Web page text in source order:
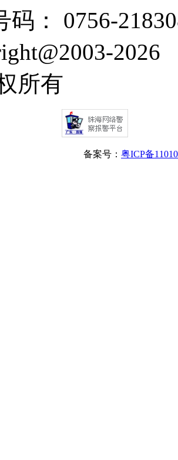
码： 0756-
所有
备案号： 粤ICP备